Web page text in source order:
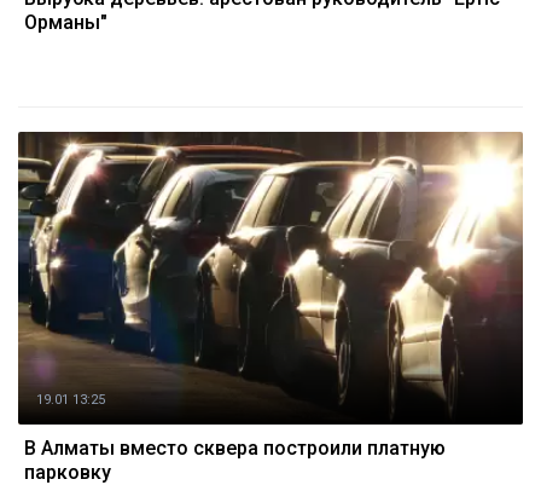
Орманы"
19.01 13:25
В Алматы вместо сквера построили платную
парковку